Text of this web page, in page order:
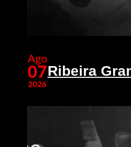
Ago
07
2026
Ribeira